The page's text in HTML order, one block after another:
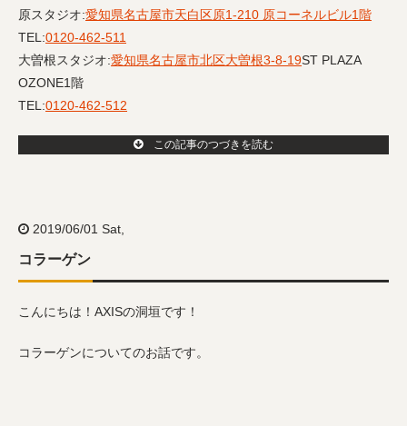
原スタジオ:愛知県名古屋市天白区原1-210 原コーネルビル1階
TEL:0120-462-511
大曽根スタジオ:愛知県名古屋市北区大曽根3-8-19ST PLAZA
OZONE1階
TEL:0120-462-512
この記事のつづきを読む
2019/06/01 Sat,
コラーゲン
こんにちは！AXISの洞垣です！
コラーゲンについてのお話です。